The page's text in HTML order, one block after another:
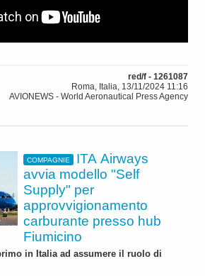
red/f - 1261087
Roma, Italia, 13/11/2024 11:16
AVIONEWS - World Aeronautical Press Agency
COMPAGNIE
ITA Airways
avvia modello "Self
Supply" per
approvvigionamento
carburante presso hub
Fiumicino
in Italia ad assumere il ruolo di